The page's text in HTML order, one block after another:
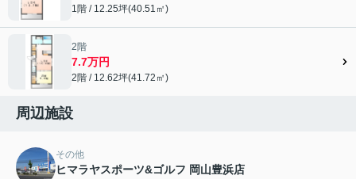
1階 / 12.25坪(40.51㎡)
2階
7.7万円
2階 / 12.62坪(41.72㎡)
周辺施設
その他
ヒマラヤスポーツ&ゴルフ 岡山豊浜店